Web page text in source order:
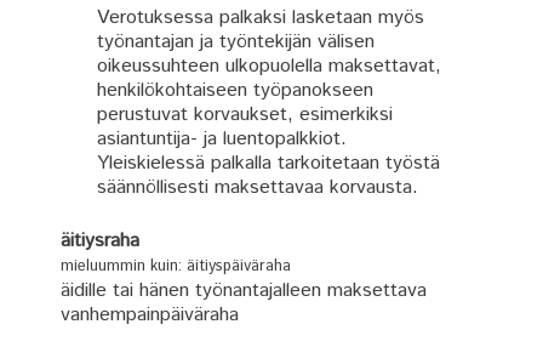
Verotuksessa palkaksi lasketaan myös
työnantajan ja työntekijän välisen
oikeussuhteen ulkopuolella maksettavat,
henkilökohtaiseen työpanokseen
perustuvat korvaukset, esimerkiksi
asiantuntija- ja luentopalkkiot.
Yleiskielessä palkalla tarkoitetaan työstä
säännöllisesti maksettavaa korvausta.
äitiysraha
mieluummin kuin: äitiyspäiväraha
äidille tai hänen työnantajalleen maksettava
vanhempainpäiväraha